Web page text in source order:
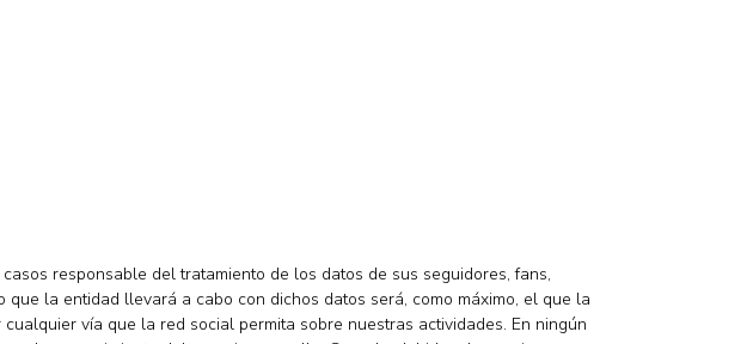
responsable del tratamiento de los datos de sus seguidores, fans,
la entidad llevará a cabo con dichos datos será, como máximo, el que la
vía que la red social permita sobre nuestras actividades. En ningún